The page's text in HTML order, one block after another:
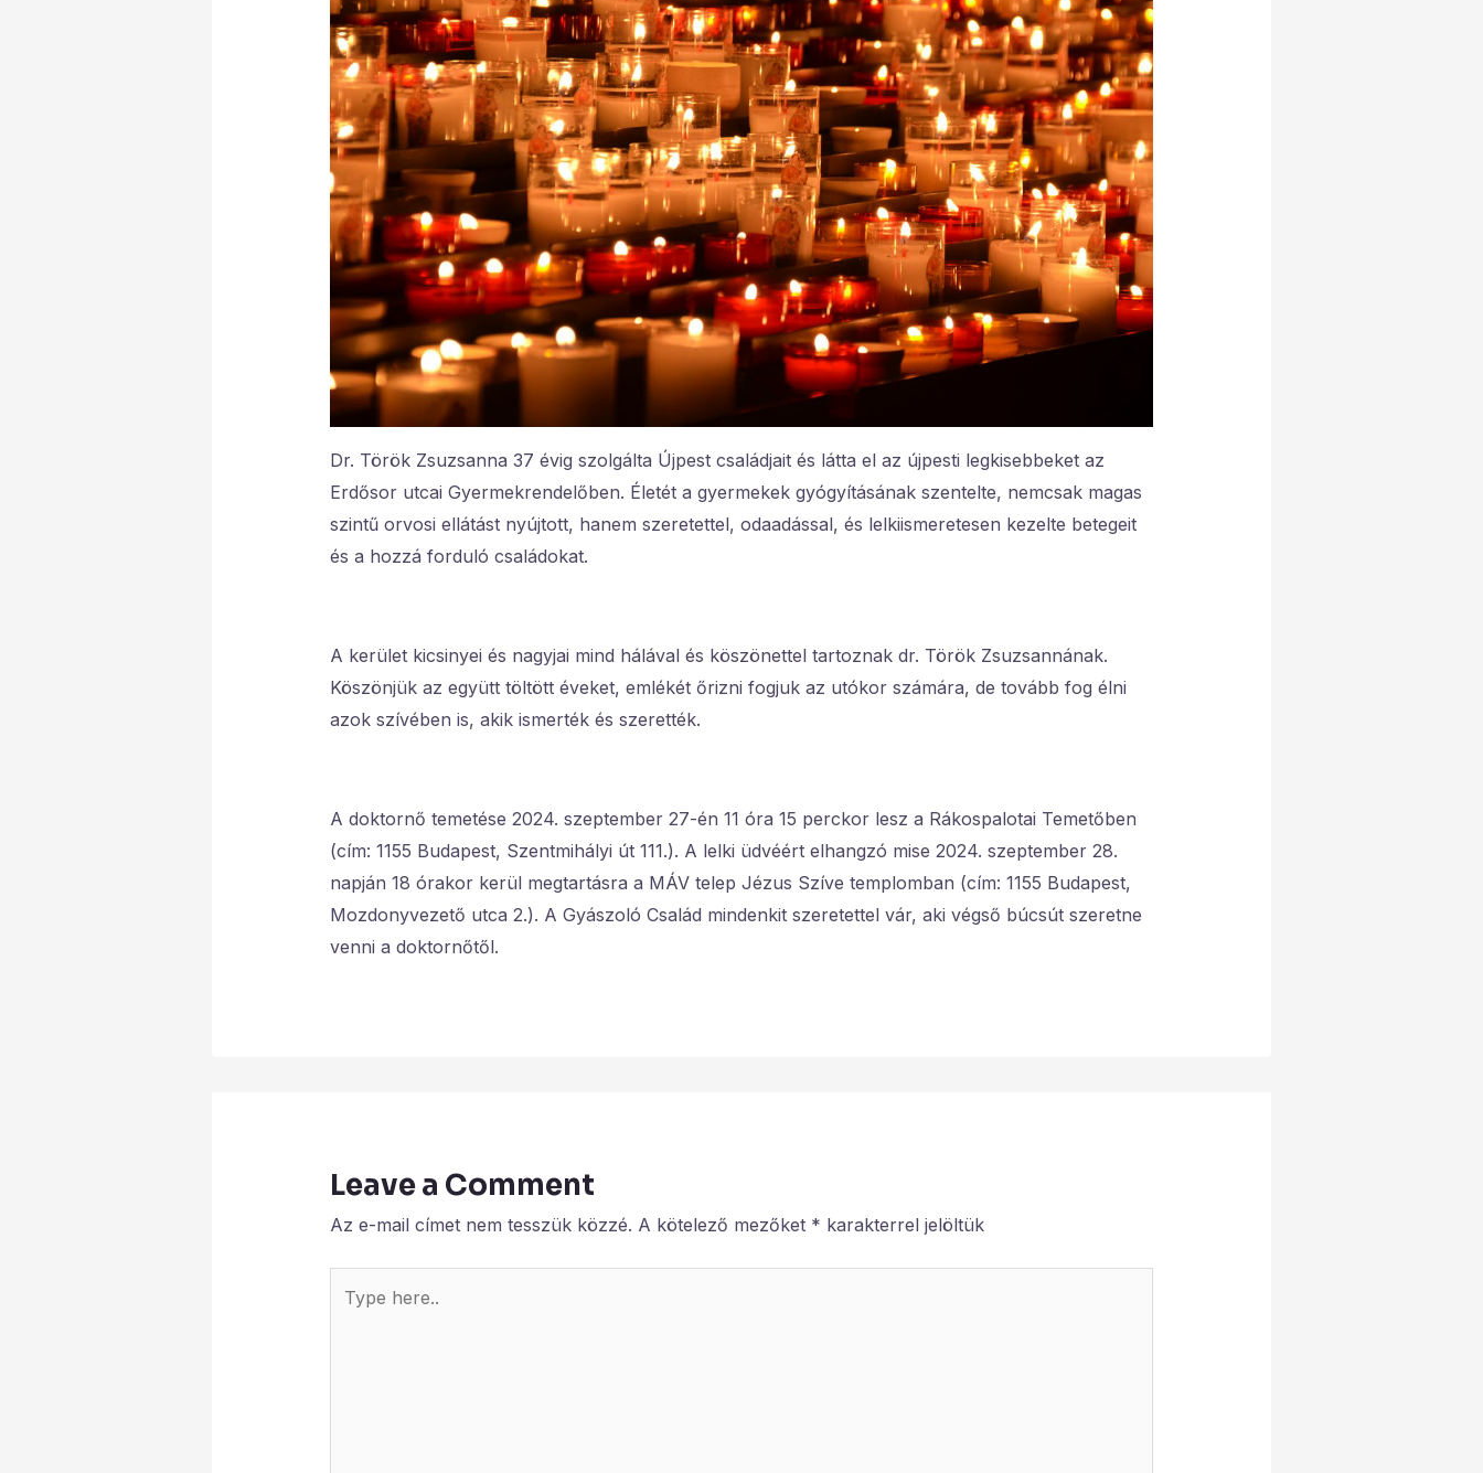
Dr. Török Zsuzsanna 37 évig szolgálta Újpest családjait és látta el az újpesti legkisebbeket az
Erdősor utcai Gyermekrendelőben. Életét a gyermekek gyógyításának szentelte, nemcsak magas
szintű orvosi ellátást nyújtott, hanem szeretettel, odaadással, és lelkiismeretesen kezelte betegeit
és a hozzá forduló családokat.
A kerület kicsinyei és nagyjai mind hálával és köszönettel tartoznak dr. Török Zsuzsannának.
Köszönjük az együtt töltött éveket, emlékét őrizni fogjuk az utókor számára, de tovább fog élni
azok szívében is, akik ismerték és szerették.
A doktornő temetése 2024. szeptember 27-én 11 óra 15 perckor lesz a Rákospalotai Temetőben
(cím: 1155 Budapest, Szentmihályi út 111.). A lelki üdvéért elhangzó mise 2024. szeptember 28.
napján 18 órakor kerül megtartásra a MÁV telep Jézus Szíve templomban (cím: 1155 Budapest,
Mozdonyvezető utca 2.). A Gyászoló Család mindenkit szeretettel vár, aki végső búcsút szeretne
venni a doktornőtől.
Leave a Comment
Az e-mail címet nem tesszük közzé. A kötelező mezőket * karakterrel jelöltük
here..